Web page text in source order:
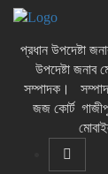
প্রধান উপদেষ্টা
উপদেষ্টা জনাব
সম্পাদক।
জজ কোর্ট